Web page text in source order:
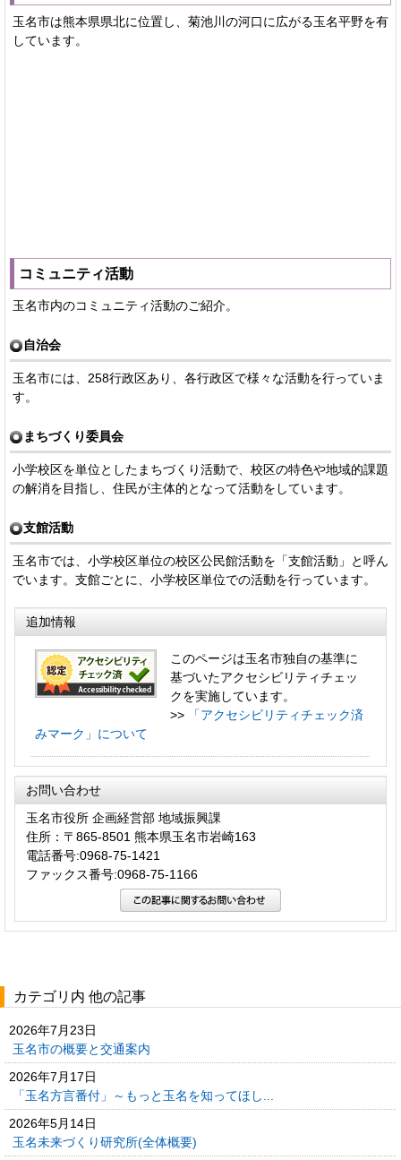
玉名市は熊本県県北に位置し、菊池川の河口に広がる玉名平野を有
しています。
コミュニティ活動
玉名市内のコミュニティ活動のご紹介。
自治会
玉名市には、258行政区あり、各行政区で様々な活動を行っていま
す。
まちづくり委員会
小学校区を単位としたまちづくり活動で、校区の特色や地域的課題
の解消を目指し、住民が主体的となって活動をしています。
支館活動
玉名市では、小学校区単位の校区公民館活動を「支館活動」と呼ん
でいます。支館ごとに、小学校区単位での活動を行っています。
追加情報
このページは玉名市独自の基準に
基づいたアクセシビリティチェッ
クを実施しています。
>>
「アクセシビリティチェック済
みマーク」について
お問い合わせ
玉名市役所 企画経営部 地域振興課
住所：〒865-8501 熊本県玉名市岩崎163
電話番号:0968-75-1421
ファックス番号:0968-75-1166
カテゴリ内 他の記事
2026年7月23日
玉名市の概要と交通案内
2026年7月17日
「玉名方言番付」～もっと玉名を知ってほし...
2026年5月14日
玉名未来づくり研究所(全体概要)